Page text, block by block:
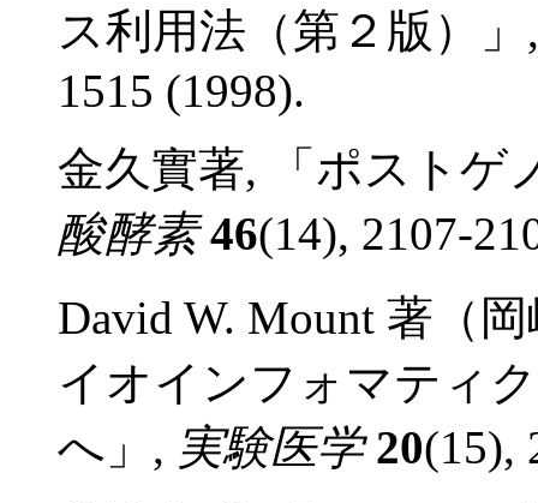
ス利用法（第２版）
1515 (1998).
金久實著, 「ポストゲ
酸酵素 46(14), 2107-
David W. Mount 著（
イオインフォマティ
へ」, 実験医学 20(15),